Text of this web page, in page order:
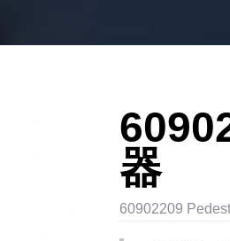
器
60902209